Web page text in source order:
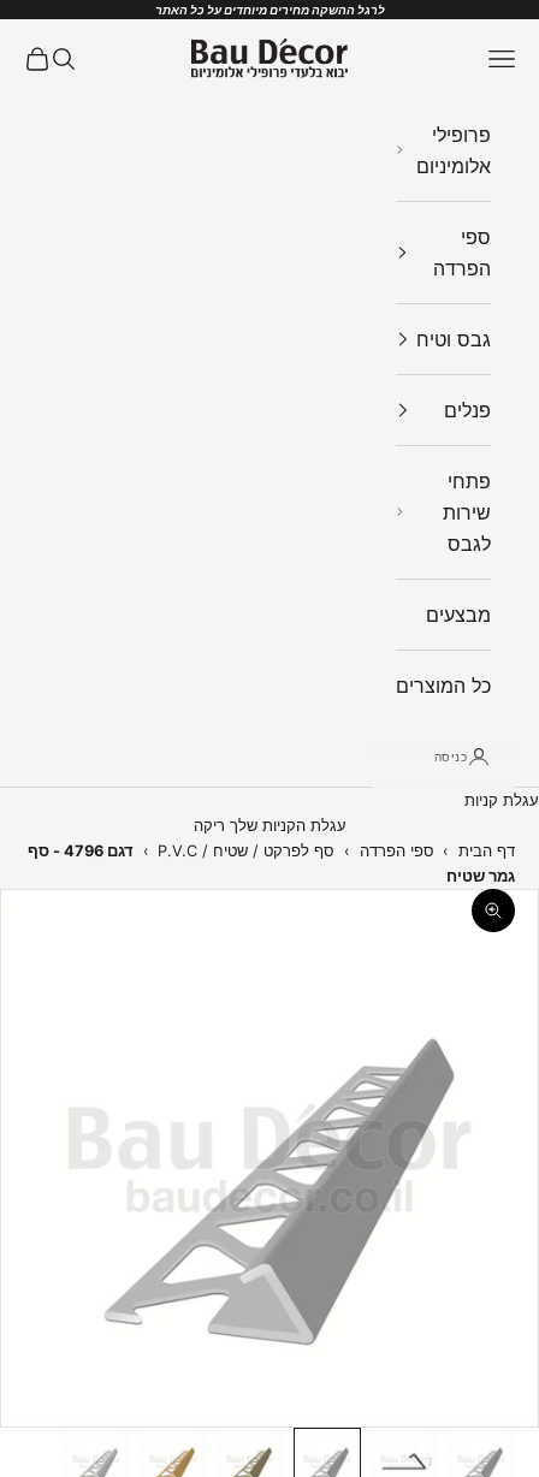
לרגל ההשקה מחירים מיוחדים על כל האתר
Bau Decor תפריט חיפושעגלת
פרופילי
אלומיניום
ספי
הפרדה
גבס וטיח
פנלים
פתחי
שירות
לגבס
מבצעים
כל המוצרים
כניסה
עגלת קניות
עגלת הקניות שלך ריקה
דף הבית › ספי הפרדה › סף לפרקט / שטיח / P.V.C ›
דגם 4796 - סף
גמר שטיח
תקריב